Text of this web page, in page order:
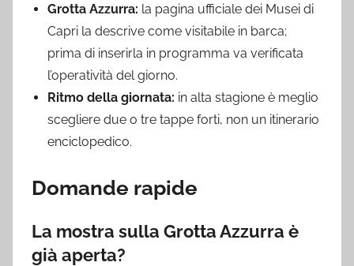
Grotta Azzurra: la pagina ufficiale dei Musei di
Capri la descrive come visitabile in barca;
prima di inserirla in programma va verificata
l’operatività del giorno.
Ritmo della giornata: in alta stagione è meglio
scegliere due o tre tappe forti, non un itinerario
enciclopedico.
Domande rapide
La mostra sulla Grotta Azzurra è
già aperta?